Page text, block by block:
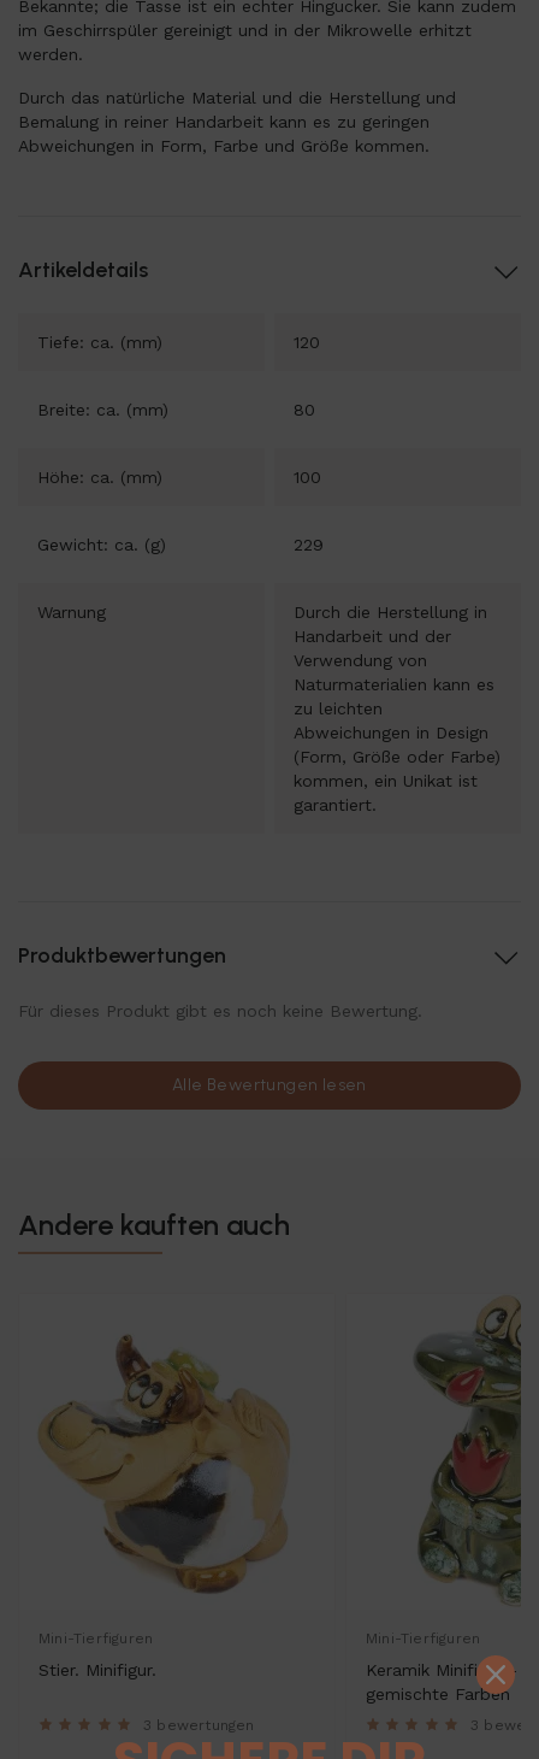
Bekannte; die Tasse ist ein echter Hingucker. Sie kann zudem
im Geschirrspüler gereinigt und in der Mikrowelle erhitzt
werden.
Durch das natürliche Material und die Herstellung und
Bemalung in reiner Handarbeit kann es zu geringen
Abweichungen in Form, Farbe und Größe kommen.
Artikeldetails
Tiefe: ca. (mm) 120
Breite: ca. (mm) 80
Höhe: ca. (mm) 100
Gewicht: ca. (g) 229
Warnung
Durch die Herstellung in
Handarbeit und der
Verwendung von
Naturmaterialien kann es
zu leichten
Abweichungen in Design
(Form, Größe oder Farbe)
kommen, ein Unikat ist
garantiert.
Produktbewertungen
Für dieses Produkt gibt es noch keine Bewertung.
Alle Bewertungen lesen
Andere kauften auch
Mini-Tierfiguren
Stier. Minifigur.
3 bewertungen
Mini-Tierfiguren
Keramik Minifigur -
gemischte Farben
3